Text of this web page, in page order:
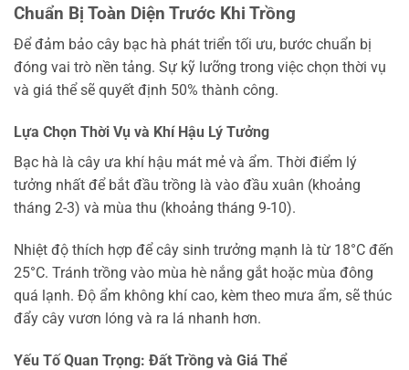
Chuẩn Bị Toàn Diện Trước Khi Trồng
Để đảm bảo cây bạc hà phát triển tối ưu, bước chuẩn bị
đóng vai trò nền tảng. Sự kỹ lưỡng trong việc chọn thời vụ
và giá thể sẽ quyết định 50% thành công.
Lựa Chọn Thời Vụ và Khí Hậu Lý Tưởng
Bạc hà là cây ưa khí hậu mát mẻ và ẩm. Thời điểm lý
tưởng nhất để bắt đầu trồng là vào đầu xuân (khoảng
tháng 2-3) và mùa thu (khoảng tháng 9-10).
Nhiệt độ thích hợp để cây sinh trưởng mạnh là từ 18°C đến
25°C. Tránh trồng vào mùa hè nắng gắt hoặc mùa đông
quá lạnh. Độ ẩm không khí cao, kèm theo mưa ẩm, sẽ thúc
đẩy cây vươn lóng và ra lá nhanh hơn.
Yếu Tố Quan Trọng: Đất Trồng và Giá Thể